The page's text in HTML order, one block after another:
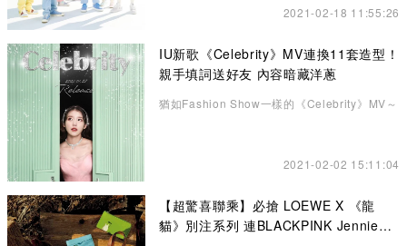
2021-02-18 11:55:26
IU新歌《Celebrity》MV連換11套造型！
親手填詞送好友 內容暗藏洋蔥
猶如Fashion Show一樣的《Celebrity》MV～
2021-02-02 15:11:04
【超驚喜聯乘】必搶 LOEWE X 《龍
貓》別注系列 連BLACKPINK Jennie也